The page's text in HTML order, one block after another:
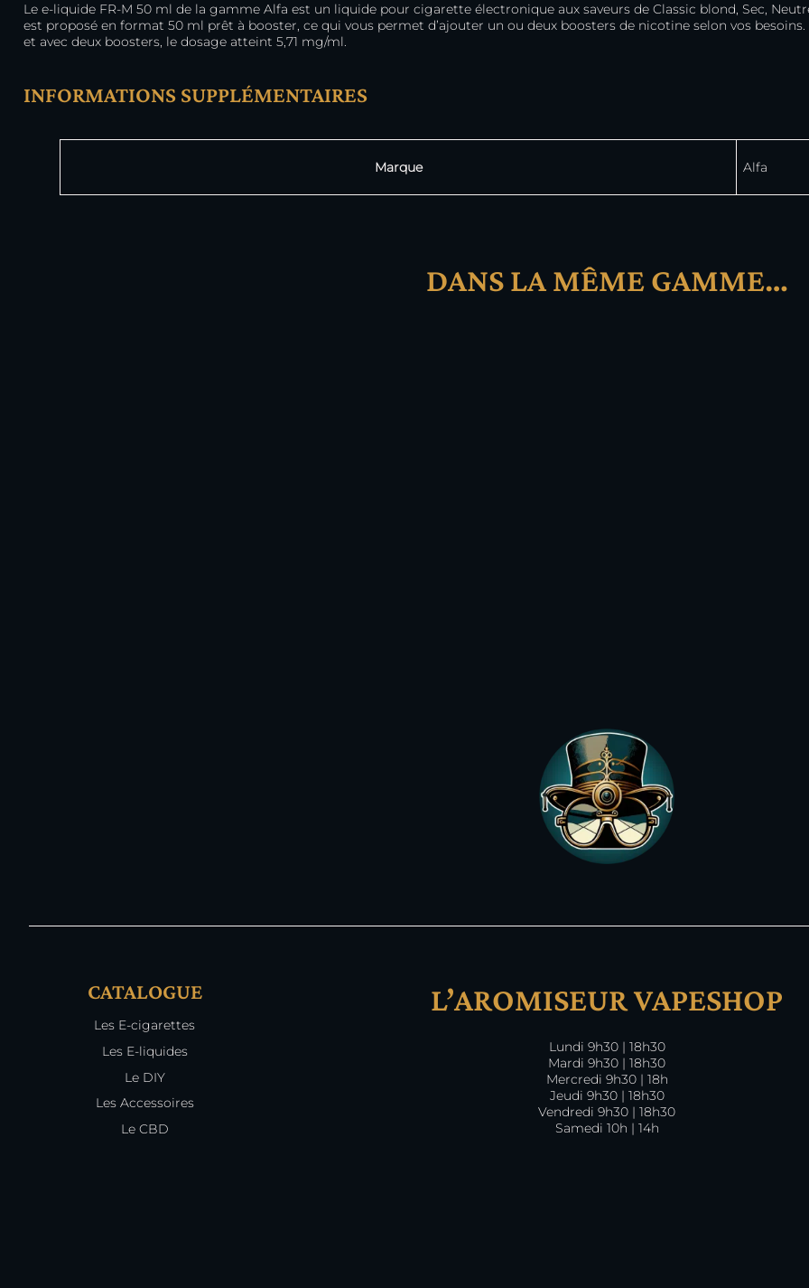
Le e-liquide FR-M 50 ml de la gamme Alfa est un liquide pour cigarette électronique aux saveurs de Classic blond, Sec,
est proposé en format 50 ml prêt à booster, ce qui vous permet d’ajouter un ou deux boosters de nicotine selon vos
et avec deux boosters, le dosage atteint 5,71 mg/ml.
INFORMATIONS SUPPLÉMENTAIRES
Marque
Alfa
DANS LA MÊME GAMME…
CATALOGUE
Les E-cigarettes
Les E-liquides
Le DIY
Les Accessoires
Le CBD
L’AROMISEUR VAPESHOP
Lundi 9h30 | 18h30
Mardi 9h30 | 18h30
Mercredi 9h30 | 18h
Jeudi 9h30 | 18h30
Vendredi 9h30 | 18h30
Samedi 10h | 14h